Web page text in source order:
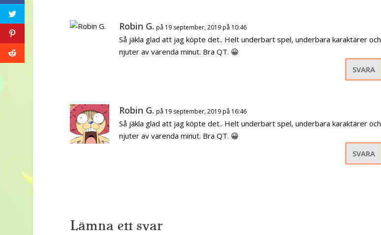
Robin G. på 19 september, 2019 på 10:46
Så jäkla glad att jag köpte det.. Helt underbart spel, underbara karaktärer och
njuter av varenda minut. Bra QT. 😀
SVARA
Robin G. på 19 september, 2019 på 16:46
Så jäkla glad att jag köpte det.. Helt underbart spel, underbara karaktärer och
njuter av varenda minut. Bra QT. 😀
SVARA
Lämna ett svar